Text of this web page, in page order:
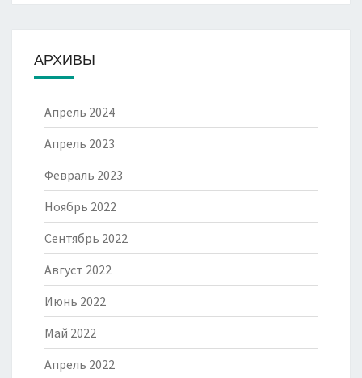
АРХИВЫ
Апрель 2024
Апрель 2023
Февраль 2023
Ноябрь 2022
Сентябрь 2022
Август 2022
Июнь 2022
Май 2022
Апрель 2022